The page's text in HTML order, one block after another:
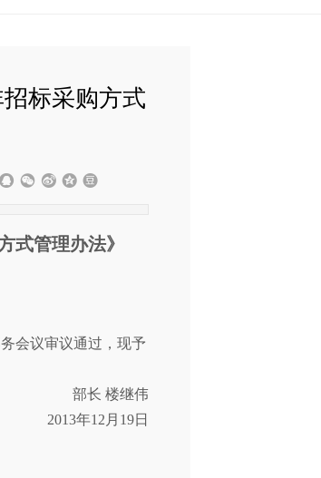
标采购方式
式管理办法》
会议审议通过，现予
部长 楼继伟
2013年12月19日